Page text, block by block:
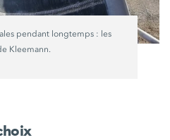
pendant longtemps : les
Kleemann.